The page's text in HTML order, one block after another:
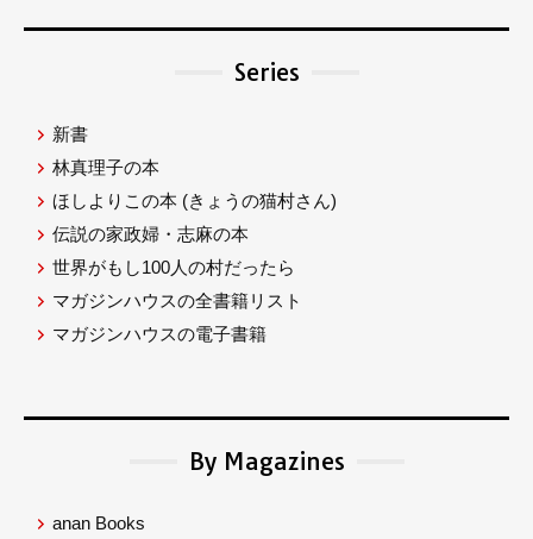
Series
新書
林真理子の本
ほしよりこの本 (きょうの猫村さん)
伝説の家政婦・志麻の本
世界がもし100人の村だったら
マガジンハウスの全書籍リスト
マガジンハウスの電子書籍
By Magazines
anan Books